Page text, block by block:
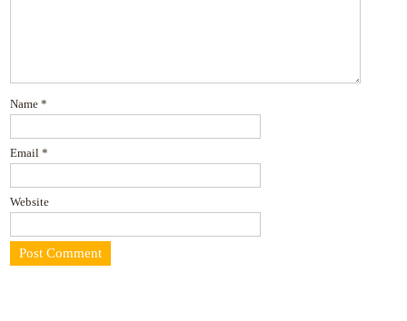
Name*
Email*
Website